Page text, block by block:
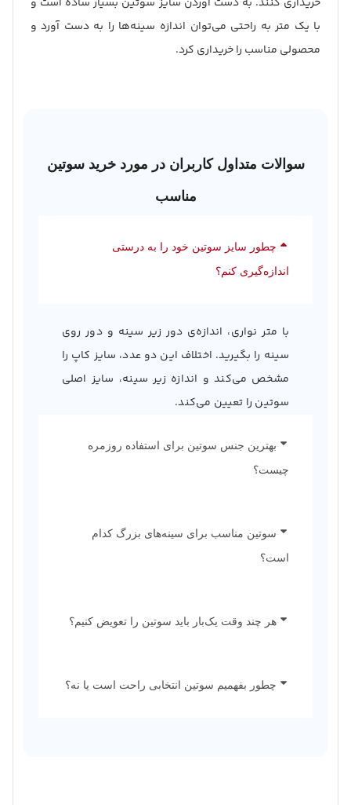
با یک متر به راحتی می‌توان اندازه سینه‌ها را به دست آورد و
محصولی مناسب را خریداری کرد.
سوالات متداول کاربران در مورد خرید سوتین
مناسب
چطور سایز سوتین خود را به درستی
اندازه‌گیری کنم؟
با متر نواری، اندازه‌ی دور زیر سینه و دور روی
سینه را بگیرید. اختلاف این دو عدد، سایز کاپ را
مشخص می‌کند و اندازه زیر سینه، سایز اصلی
سوتین را تعیین می‌کند.
بهترین جنس سوتین برای استفاده روزمره
چیست؟
سوتین مناسب برای سینه‌های بزرگ کدام
است؟
هر چند وقت یک‌بار باید سوتین را تعویض کنیم؟
چطور بفهمیم سوتین انتخابی راحت است یا نه؟